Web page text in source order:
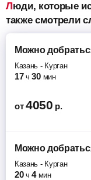
Люди, которые искали авиабилеты Казань – Курган,
также смотрели
Можно
Казань - Курган
17 ч 30 мин
от 4050 р.
Можно
Казань - Курган
20 ч 4 мин